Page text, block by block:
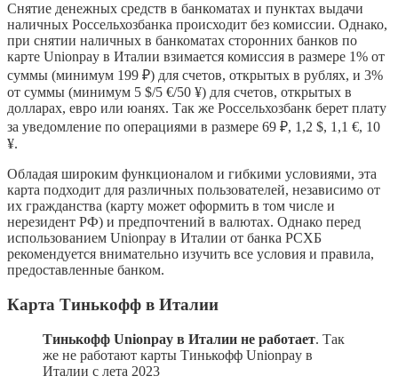
Снятие денежных средств в банкоматах и пунктах выдачи
наличных Россельхозбанка происходит без комиссии. Однако,
при снятии наличных в банкоматах сторонних банков по
карте Unionpay в Италии взимается комиссия в размере 1% от
суммы (минимум 199 ₽) для счетов, открытых в рублях, и 3%
от суммы (минимум 5 $/5 €/50 ¥) для счетов, открытых в
долларах, евро или юанях. Так же Россельхозбанк берет плату
за уведомление по операциями в размере 69 ₽, 1,2 $, 1,1 €, 10
¥.
Обладая широким функционалом и гибкими условиями, эта
карта подходит для различных пользователей, независимо от
их гражданства (карту может оформить в том числе и
нерезидент РФ) и предпочтений в валютах. Однако перед
использованием Unionpay в Италии от банка РСХБ
рекомендуется внимательно изучить все условия и правила,
предоставленные банком.
Карта Тинькофф в Италии
Тинькофф Unionpay в Италии не работает. Так
же не работают карты Тинькофф Unionpay в
Италии с лета 2023